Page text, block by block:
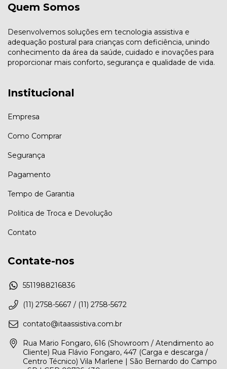
Quem Somos
Desenvolvemos soluções em tecnologia assistiva e
adequação postural para crianças com deficiência, unindo
conhecimento da área da saúde, cuidado e inovações para
proporcionar mais conforto, segurança e qualidade de vida.
Institucional
Empresa
Como Comprar
Segurança
Pagamento
Tempo de Garantia
Politica de Troca e Devolução
Contato
Contate-nos
5511988216836
(11) 2758-5667 / (11) 2758-5672
contato@itaassistiva.com.br
Rua Mario Fongaro, 616 (Showroom / Atendimento ao
Cliente) Rua Flávio Fongaro, 447 (Carga e descarga /
Centro Técnico) Vila Marlene | São Bernardo do Campo